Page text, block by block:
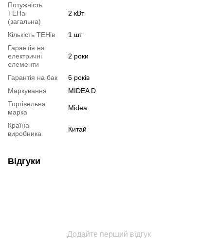
Потужність
ТЕНа
(загальна)
2 кВт
Кількість ТЕНів
1 шт
Гарантія на
електричні
елементи
2 роки
Гарантія на бак
6 років
Маркування
MIDEA D
Торгівельна
марка
Midea
Країна
виробника
Китай
Відгуки
Додайте перший відгук